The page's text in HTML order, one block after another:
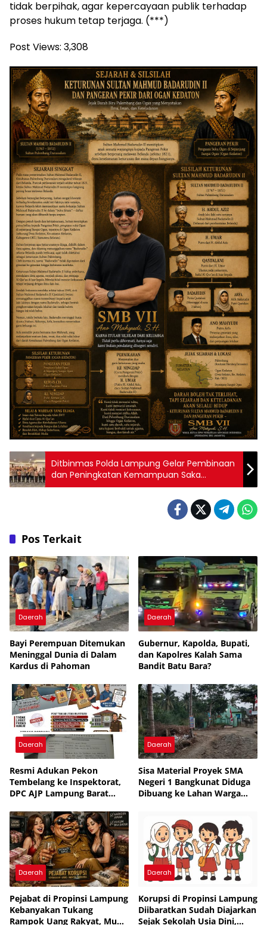
tidak berpihak, agar kepercayaan publik terhadap
proses hukum tetap terjaga. (***)
Post Views: 3,308
Ditbinmas Polda Lampung Gelar Pembinaan
dan Peningkatan Kemampuan Saka
Bhayangkara Tahun 2025
Pos Terkait
Daerah
Bayi Perempuan Ditemukan
Meninggal Dunia di Dalam
Kardus di Pahoman
Daerah
Gubernur, Kapolda, Bupati,
dan Kapolres Kalah Sama
Bandit Batu Bara?
Daerah
Resmi Adukan Pekon
Tembelang ke Inspektorat,
DPC AJP Lampung Barat
Dugaan Penyimpangan Dana
Desa
Daerah
Sisa Material Proyek SMA
Negeri 1 Bangkunat Diduga
Dibuang ke Lahan Warga
Daerah
Pejabat di Propinsi Lampung
Kebanyakan Tukang
Rampok Uang Rakyat, Muka
Daerah
Korupsi di Propinsi Lampung
Diibaratkan Sudah Diajarkan
Sejak Sekolah Usia Dini,